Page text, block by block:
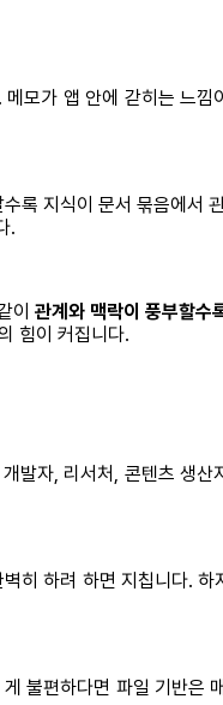
메모가 앱 안에 갇히는 느
록 지식이 문서 묶음에서
.
이관계와 맥락이 풍부할수
힘이 커집니다.
발자, 리서처, 콘텐츠 생
히 하려 하면 지칩니다.
불편하다면 파일 기반